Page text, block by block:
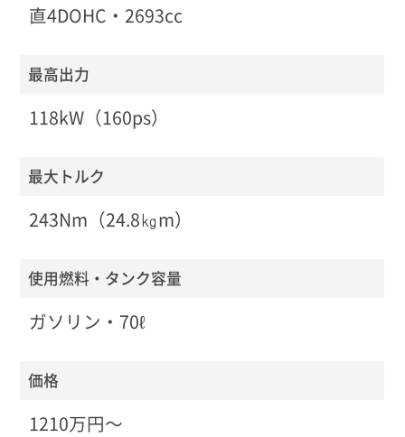
直4DOHC・2693cc
最高出力
118kW（160ps）
最大トルク
243Nm（24.8㎏m）
使用燃料・タンク容量
ガソリン・70ℓ
価格
1210万円〜